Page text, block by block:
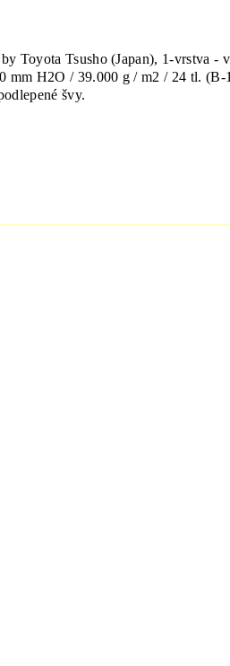
Toyota Tsusho (Japan), 1-vrstva
H2O / 39.000 g / m2 / 24 tl. (B-
švy.